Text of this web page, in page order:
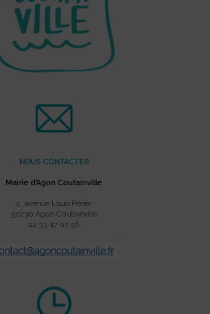
NOUS CONTACTER
Mairie d’Agon Coutainville
2, avenue Louis Périer
50230 Agon Coutainville
02 33 47 07 56